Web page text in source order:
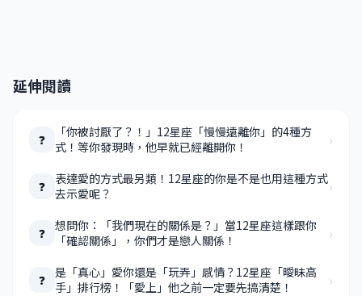
延伸閱讀
❓
「你被討厭了？！」12星座「慢慢遠離你」的4種方
式！等你發現時，他早就已經離開你！
›
❓
表達愛的方式最另類！12星座的你是不是也用這種方式
去示愛呢？
›
❓ 想問你：「我們現在的關係是？」當12星座這樣跟你
「確認關係」，你們才是戀人關係！
›
❓ 是「真心」愛你還是「玩弄」感情？12星座「曖昧高
手」排行榜！「愛上」他之前一定要先搞清楚！
›